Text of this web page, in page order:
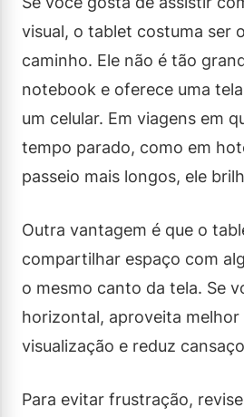
visual, o tablet costuma ser
caminho. Ele não é tão
notebook e oferece uma
um celular. Em viagens em
tempo parado, como em
passeio mais longos, ele
Outra vantagem é que o
compartilhar espaço com
o mesmo canto da tela. Se
horizontal, aproveita melhor
visualização e reduz
Para evitar frustração,